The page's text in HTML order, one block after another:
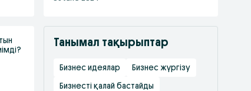
Танымал тақырыптар
Бизнес идеялар Бизнес жүргізу
Бизнесті қалай бастайды